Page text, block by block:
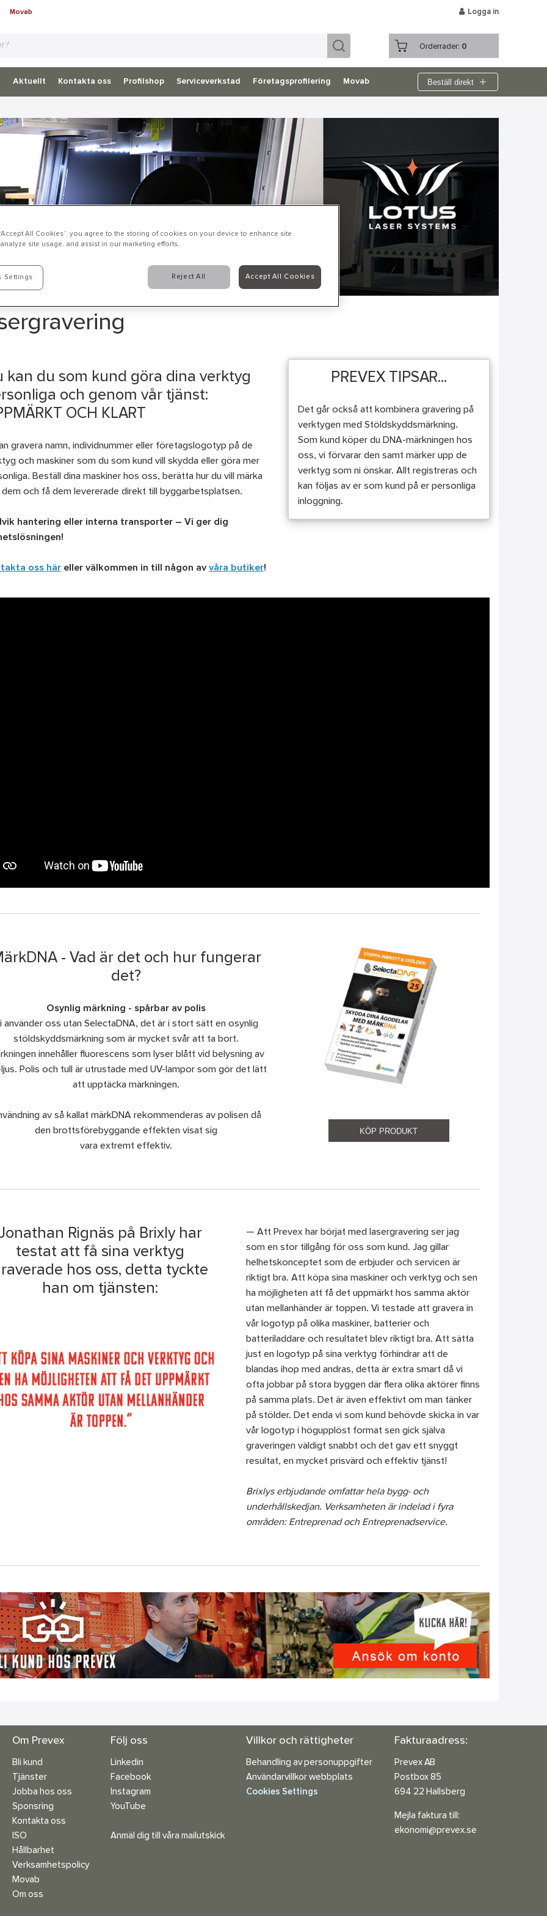
Movab Logga in
Orderrader: 0
Aktuellt Kontakta oss Profilshop Serviceverkstad Företagsprofilering Movab Beställ direkt
kan du som kund göra dina verktyg
och genom vår tjänst:
OCH KLART
gravera namn, individnummer eller företagslogotyp på de
och maskiner som du som kund vill skydda eller göra mer
Beställ dina maskiner hos oss, berätta hur du vill märka
dem och få dem levererade direkt till byggarbetsplatsen.
hantering eller interna transporter – Vi ger dig
oss häreller välkommen in till någon av våra butiker!
PREVEX TIPSAR...
Det går också att kombinera gravering på
verktygen med Stöldskyddsmärkning.
Som kund köper du DNA-märkningen hos
oss, vi förvarar den samt märker upp de
verktyg som ni önskar. Allt registreras och
kan följas av er som kund på er personliga
inloggning.
- Vad är det och hur fungerar
det?
Osynlig märkning - spårbar av polis
använder oss utan SelectaDNA, det är i stort sätt en osynlig
stöldskyddsmärkning som är mycket svår att ta bort.
innehåller fluorescens som lyser blått vid belysning av
ljus. Polis och tull är utrustade med UV-lampor som gör det lätt
att upptäcka märkningen.
av så kallat märkDNA rekommenderas av polisen då
den brottsförebyggande effekten visat sig
vara extremt effektiv.
KÖP PRODUKT
Rignäs på Brixly har
testat att få sina verktyg
hos oss, detta tyckte
han om tjänsten:
— Att Prevex har börjat med lasergravering ser jag
som en stor tillgång för oss som kund. Jag gillar
helhetskonceptet som de erbjuder och servicen är
riktigt bra. Att köpa sina maskiner och verktyg och sen
ha möjligheten att få det uppmärkt hos samma aktör
utan mellanhänder är toppen. Vi testade att gravera in
vår logotyp på olika maskiner, batterier och
batteriladdare och resultatet blev riktigt bra. Att sätta
just en logotyp på sina verktyg förhindrar att de
blandas ihop med andras, detta är extra smart då vi
ofta jobbar på stora byggen där flera olika aktörer finns
på samma plats. Det är även effektivt om man tänker
på stölder. Det enda vi som kund behövde skicka in var
vår logotyp i högupplöst format sen gick själva
graveringen väldigt snabbt och det gav ett snyggt
resultat, en mycket prisvärd och effektiv tjänst!
Brixlys erbjudande omfattar hela bygg- och
underhållskedjan. Verksamheten är indelad i fyra
områden: Entreprenad och Entreprenadservice.
Om Prevex
Bli kund
Tjänster
Jobba hos oss
Sponsring
Kontakta oss
ISO
Hållbarhet
Verksamhetspolicy
Movab
Om oss
Följ oss
Linkedin
Facebook
Instagram
YouTube
Anmäl dig till våra mailutskick
Villkor och rättigheter
Behandling av personuppgifter
Användarvillkor webbplats
Cookies Settings
Fakturaadress:
Prevex AB
Postbox 85
694 22 Hallsberg
Mejla faktura till:
ekonomi@prevex.se
All Cookies”, you agree to the storing of cookies on your device to enhance site
site usage, and assist in our marketing efforts.
Settings Reject All Accept All Cookies